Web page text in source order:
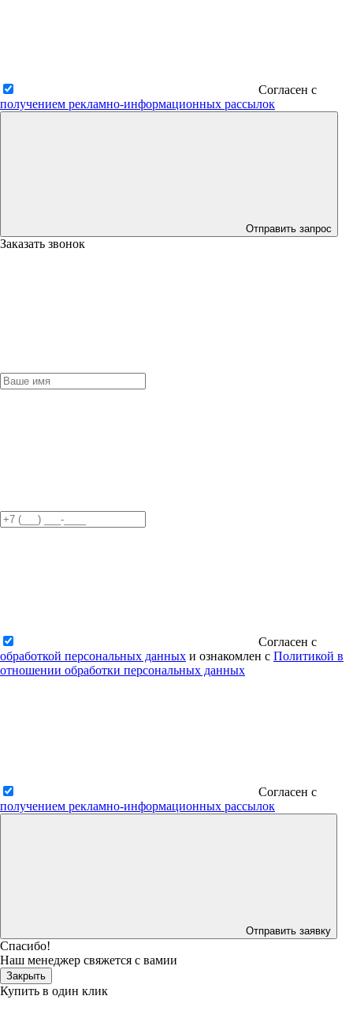
Согласен с
получением рекламно-информационных рассылок
Отправить запрос
Заказать звонок
Согласен с
обработкой персональных данных и ознакомлен с Политикой в
отношении обработки персональных данных
Согласен с
получением рекламно-информационных рассылок
Отправить заявку
Спасибо!
Наш менеджер свяжется с вамии
Закрыть
Купить в один клик